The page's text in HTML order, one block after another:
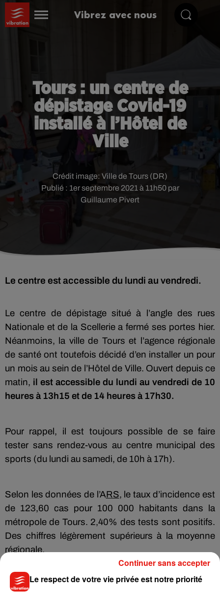
Vibrez avec nous
Tours : un centre de
dépistage Covid-19
installé à l’Hôtel de
Ville
Publié : 1er septembre 2021 à 11h50 par
Guillaume Pivert
Crédit image: Ville de Tours (DR)
Le centre est accessible du lundi au vendredi.
Le centre de dépistage situé à l’angle des rues
Nationale et de la Scellerie a fermé ses portes hier.
Néanmoins, la ville de Tours et l’agence régionale
de santé ont toutefois décidé d’en installer un pour
un mois au sein de l’Hôtel de Ville. Ouvert depuis ce
matin, il est accessible du lundi au vendredi de 10
heures à 13h15 et de 14 heures à 17h30.
Pour rappel, il est toujours possible de se faire
tester sans rendez-vous au centre municipal des
sports (du lundi au samedi, de 10h à 17h).
Selon les données de l’ARS, le taux d’incidence est
de 123,60 cas pour 100 000 habitants dans la
métropole de Tours. 2,40% des tests sont positifs.
Des chiffres légèrement supérieurs à la moyenne
régionale.
Le respect de votre vie privée est notre priorité
Continuer sans accepter